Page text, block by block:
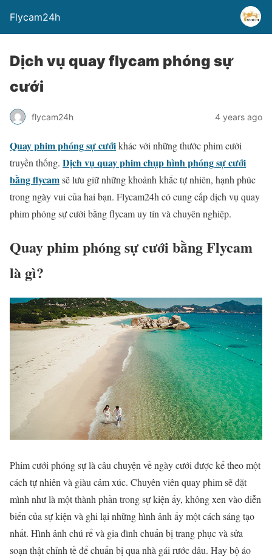
Flycam24h
Dịch vụ quay flycam phóng sự
cưới
flycam24h 4 years ago
Quay phim phóng sự cướikhác với những thước phim cưới
truyền thống. Dịch vụ quay phim chụp hình phóng sự cưới
bằng flycamsẽ lưu giữ những khoảnh khắc tự nhiên, hạnh phúc
trong ngày vui của hai bạn. Flycam24h có cung cấp dịch vụ quay
phim phóng sự cưới bằng flycam uy tín và chuyên nghiệp.
Quay phim phóng sự cưới bằng Flycam
là gì?
Phim cưới phóng sự là câu chuyện về ngày cưới được kể theo một
cách tự nhiên và giàu cảm xúc. Chuyên viên quay phim sẽ đặt
mình như là một thành phần trong sự kiện ấy, không xen vào diễn
biến của sự kiện và ghi lại những hình ảnh ấy một cách sáng tạo
nhất. Hình ảnh chú rể và gia đình chuẩn bị trang phục và sửa
soạn thật chỉnh tề để chuẩn bị qua nhà gái rước dâu. Hay bộ áo